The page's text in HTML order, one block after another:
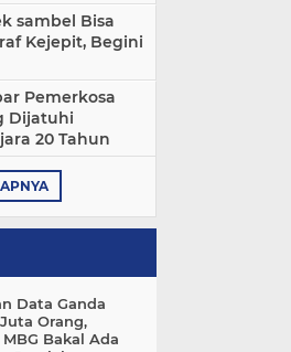
sambel Bisa
Kejepit, Begini
Pemerkosa
Dijatuhi
20 Tahun
Data Ganda
Orang,
Bakal Ada